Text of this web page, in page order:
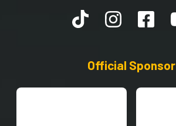
Official Sponsor